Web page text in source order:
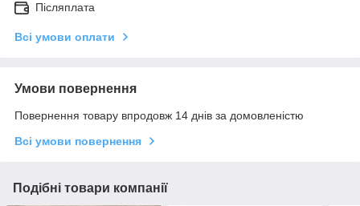
Післяплата
Всі умови оплати
Умови повернення
Повернення товару впродовж 14 днів за домовленістю
Всі умови повернення
Подібні товари компанії